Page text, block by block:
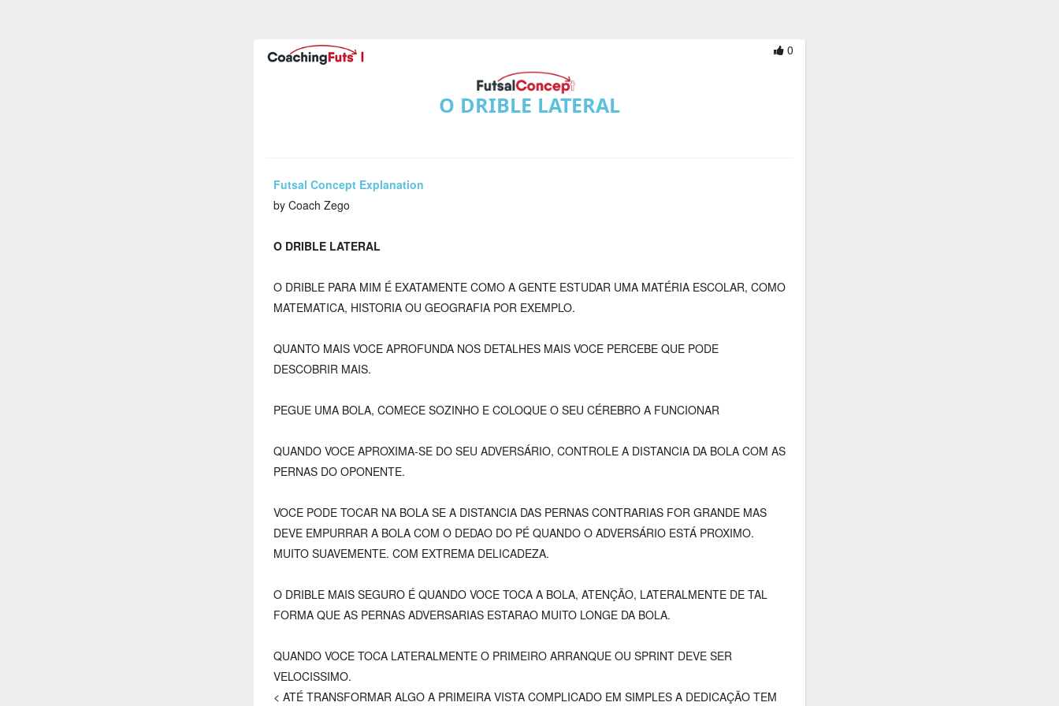
0
O DRIBLE LATERAL
Futsal Concept Explanation
by Coach Zego
O DRIBLE LATERAL
O DRIBLE PARA MIM É EXATAMENTE COMO A GENTE ESTUDAR UMA MATÉRIA ESCOLAR, COMO
MATEMATICA, HISTORIA OU GEOGRAFIA POR EXEMPLO.
QUANTO MAIS VOCE APROFUNDA NOS DETALHES MAIS VOCE PERCEBE QUE PODE
DESCOBRIR MAIS.
PEGUE UMA BOLA, COMECE SOZINHO E COLOQUE O SEU CÉREBRO A FUNCIONAR
QUANDO VOCE APROXIMA-SE DO SEU ADVERSÁRIO, CONTROLE A DISTANCIA DA BOLA COM AS
PERNAS DO OPONENTE.
VOCE PODE TOCAR NA BOLA SE A DISTANCIA DAS PERNAS CONTRARIAS FOR GRANDE MAS
DEVE EMPURRAR A BOLA COM O DEDAO DO PÉ QUANDO O ADVERSÁRIO ESTÁ PROXIMO.
MUITO SUAVEMENTE. COM EXTREMA DELICADEZA.
O DRIBLE MAIS SEGURO É QUANDO VOCE TOCA A BOLA, ATENÇÃO, LATERALMENTE DE TAL
FORMA QUE AS PERNAS ADVERSARIAS ESTARAO MUITO LONGE DA BOLA.
QUANDO VOCE TOCA LATERALMENTE O PRIMEIRO ARRANQUE OU SPRINT DEVE SER
VELOCISSIMO.
< ATÉ TRANSFORMAR ALGO A PRIMEIRA VISTA COMPLICADO EM SIMPLES A DEDICAÇÃO TEM